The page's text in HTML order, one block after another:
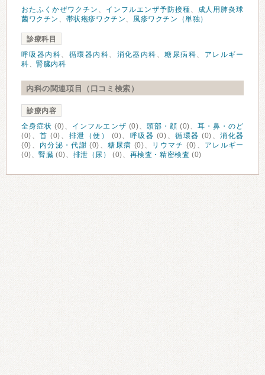
おたふくかぜワクチン 、 インフルエンザ予防接種、
成人用肺炎球
菌ワクチン 、 帯状疱疹ワクチン、 風疹ワクチン（単独）
診療科目
呼吸器内科、 循環器内科、 消化器内科 、糖尿病科、 アレルギー
科、腎臓内科
内科の関連項目（口コミ検索）
診療内容
全身症状 (0)、 インフルエンザ (0)、 頭部・顔 (0)、耳・鼻・のど
(0)、首 (0)、 排泄（便） (0)、 呼吸器 (0)、循環器 (0)、消化器
(0)、 内分泌・代謝 (0)、糖尿病 (0)、 リウマチ (0)、 アレルギー
(0)、腎臓 (0)、 排泄（尿） (0)、 再検査・精密検査 (0)